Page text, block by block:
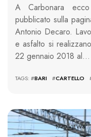
A Carbonara
pubblicato sulla
Antonio Decaro.
e asfalto si
22 gennaio 2018 al…
TAGS: #BARI #CARTELLO
1770 VIEWS